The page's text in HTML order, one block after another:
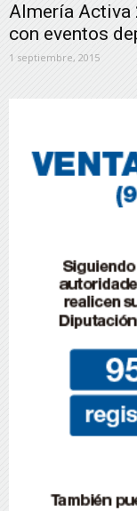
Almería Activa
con eventos
1 septiembre, 2015